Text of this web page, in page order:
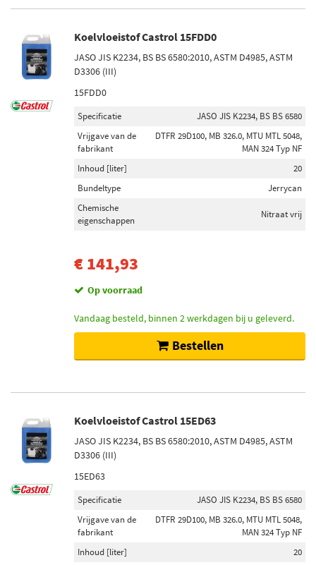
Inhoud [liter]
208 (2)
Niet op voorraad (3)
Op voorraad (1)
Koelvloeistof Castrol 15FDD0
JASO JIS K2234, BS BS 6580:2010, ASTM D4985, ASTM
D3306 (III)
15FDD0
Specificatie
JASO JIS K2234, BS BS 6580
Vrijgave van de
fabrikant
DTFR 29D100, MB 326.0, MTU MTL 5048,
MAN 324 Typ NF
Inhoud [liter]
20
Bundeltype
Jerrycan
Chemische
eigenschappen
Nitraat vrij
€ 141,93
Op voorraad
Vandaag besteld, binnen 2 werkdagen bij u geleverd.
Bestellen
Koelvloeistof Castrol 15ED63
JASO JIS K2234, BS BS 6580:2010, ASTM D4985, ASTM
D3306 (III)
15ED63
Specificatie
JASO JIS K2234, BS BS 6580
Vrijgave van de
fabrikant
DTFR 29D100, MB 326.0, MTU MTL 5048,
MAN 324 Typ NF
Inhoud [liter]
20